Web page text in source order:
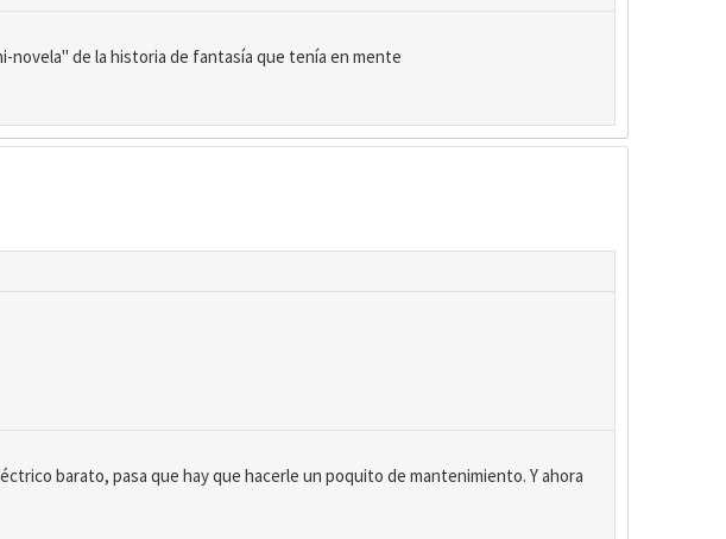
novela" de la historia de fantasía que tenía en mente
barato, pasa que hay que hacerle un poquito de mantenimiento. Y ahora